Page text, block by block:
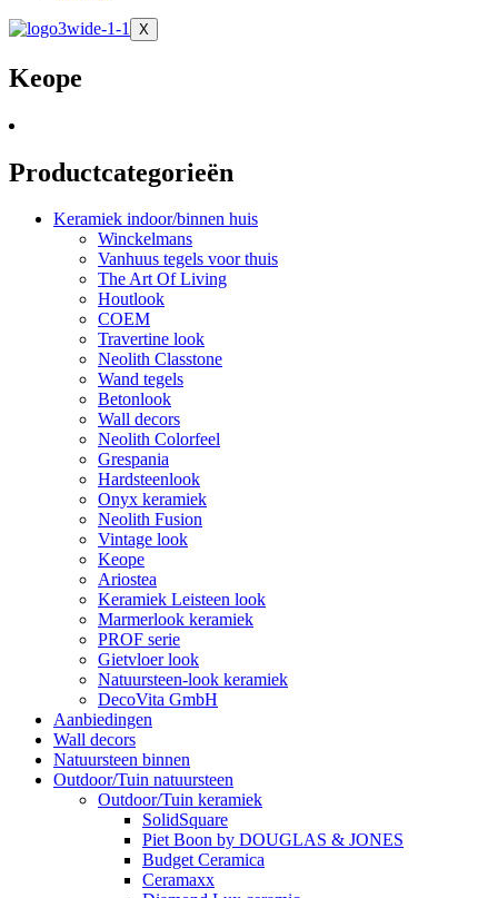
X
Keope
Productcategorieën
Keramiek indoor/binnen huis
Winckelmans
Vanhuus tegels voor thuis
The Art Of Living
Houtlook
COEM
Travertine look
Neolith Classtone
Wand tegels
Betonlook
Wall decors
Neolith Colorfeel
Grespania
Hardsteenlook
Onyx keramiek
Neolith Fusion
Vintage look
Keope
Ariostea
Keramiek Leisteen look
Marmerlook keramiek
PROF serie
Gietvloer look
Natuursteen-look keramiek
DecoVita GmbH
Aanbiedingen
Wall decors
Natuursteen binnen
Outdoor/Tuin natuursteen
Outdoor/Tuin keramiek
SolidSquare
Piet Boon by DOUGLAS & JONES
Budget Ceramica
Ceramaxx